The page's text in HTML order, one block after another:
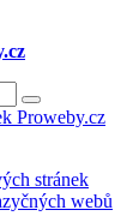
stránek
webů